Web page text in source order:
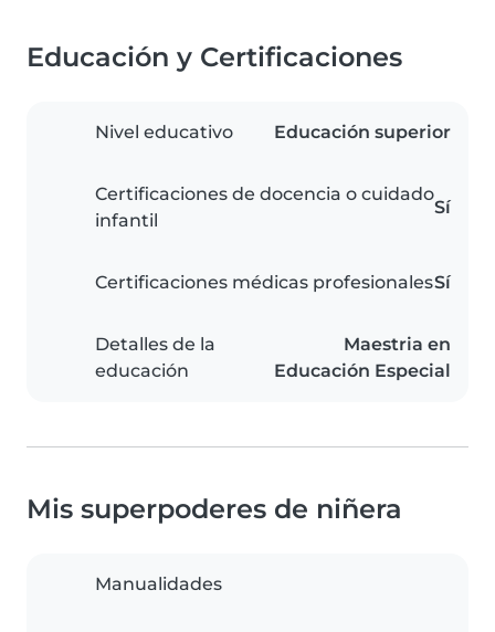
Educación y Certificaciones
Nivel educativo Educación superior
Certificaciones de docencia o cuidado
infantil
Sí
Certificaciones médicas profesionalesSí
Detalles de la
educación
Maestria en
Educación Especial
Mis superpoderes de niñera
Manualidades